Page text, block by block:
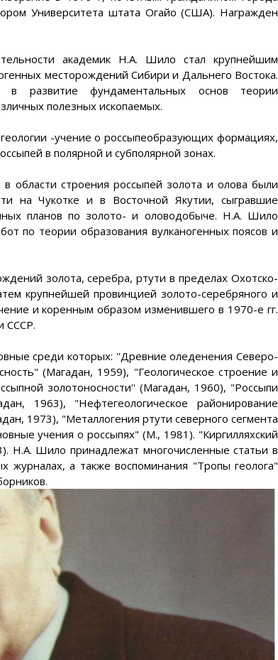
Университета штата Огайо (США). Награжден
академик Н.А. Шило стал крупнейшим
месторождений Сибири и Дальнего Востока.
развитие фундаментальных основ теории
полезных ископаемых.
-учение о россыпеобразующих формациях,
в полярной и субполярной зонах.
в области строения россыпей золота и олова были
на Чукотке и в Восточной Якутии, сыгравшие
планов по золото- и оловодобыче. Н.А. Шило
по теории образования вулканогенных поясов и
золота, серебра, ртути в пределах Охотско-
крупнейшей провинцией золото-серебряного и
и коренным образом изменившего в 1970-е гг.
СССР.
среди которых: ''Древние оледенения Северо-
(Магадан, 1959), "Геологическое строение и
золотоносности'' (Магадан, 1960), "Россыпи
1963), "Нефтегеологическое районирование
1973), "Металлогения ртути северного сегмента
учения о россыпях" (М., 1981). "Киргилляхский
Н.А. Шило принадлежат многочисленные статьи в
журналах, а также воспоминания "Тропы геолога"